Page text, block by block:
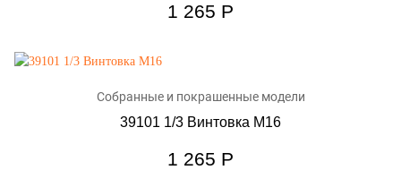
1 265 Р
Собранные и покрашенные модели
39101 1/3 Винтовка M16
1 265 Р